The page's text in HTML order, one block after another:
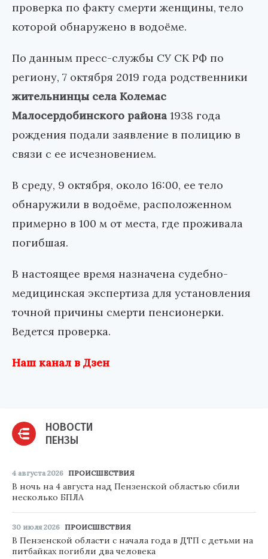
проверка по факту смерти женщины, тело
которой обнаружено в водоёме.
По данным пресс-службы СУ СК РФ по
региону, 7 октября 2019 года родственники
жительнинцы села Колемас
Малосердобинского района 1938 года
рождения подали заявление в полицию в
связи с ее исчезновением.
В среду, 9 октября, около 16:00, ее тело
обнаружили в водоёме, расположенном
примерно в 100 м от места, где проживала
погибшая.
В настоящее время назначена судебно-
медицинская экспертиза для установления
точной причины смерти пенсионерки.
Ведется проверка.
Наш канал в Дзен
НОВОСТИ
ПЕНЗЫ
4 августа 2026 ПРОИСШЕСТВИЯ
В ночь на 4 августа над Пензенской областью сбили
несколько БПЛА
30 июля 2026 ПРОИСШЕСТВИЯ
В Пензенской области с начала года в ДТП с детьми на
питбайках погибли два человека